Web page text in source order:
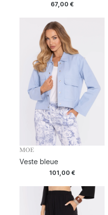
67,00 €
MOE
Veste bleue
101,00 €